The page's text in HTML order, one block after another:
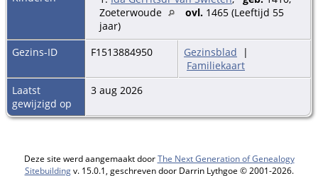
Zoeterwoude
ovl. 1465 (Leeftijd 55
jaar)
Gezins-ID
F1513884950 Gezinsblad |
Familiekaart
Laatst
gewijzigd op
3 aug 2026
Deze site werd aangemaakt doorThe Next Generation of Genealogy
Sitebuildingv. 15.0.1, geschreven door Darrin Lythgoe © 2001-2026.